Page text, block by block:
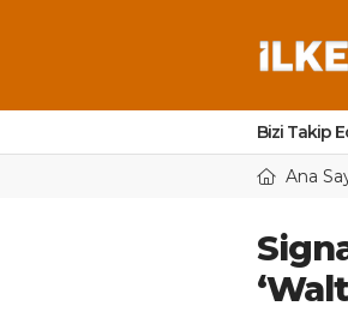
Bizi Takip
Ana